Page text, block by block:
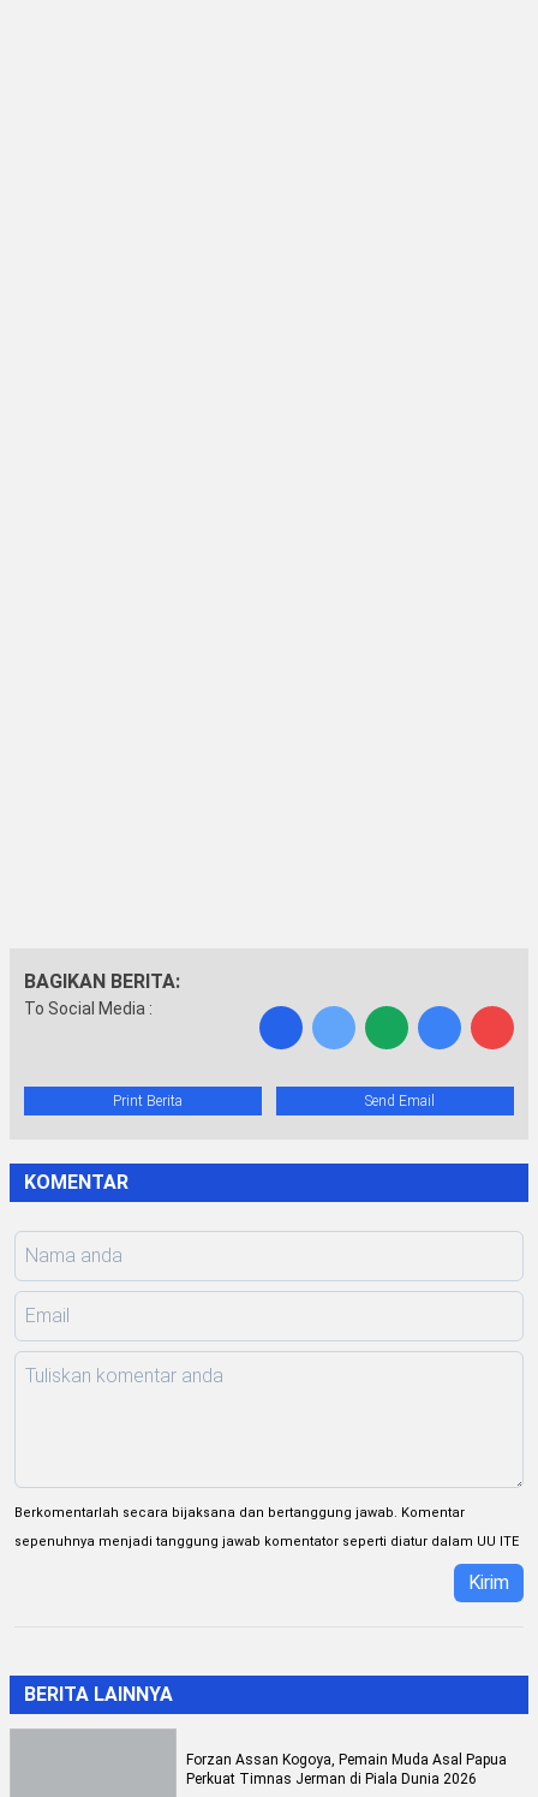
BAGIKAN BERITA:
To Social Media :
Print Berita Send Email
KOMENTAR
Berkomentarlah secara bijaksana dan bertanggung jawab. Komentar
sepenuhnya menjadi tanggung jawab komentator seperti diatur dalam UU ITE
Kirim
BERITA LAINNYA
Forzan Assan Kogoya, Pemain Muda Asal Papua
Perkuat Timnas Jerman di Piala Dunia 2026